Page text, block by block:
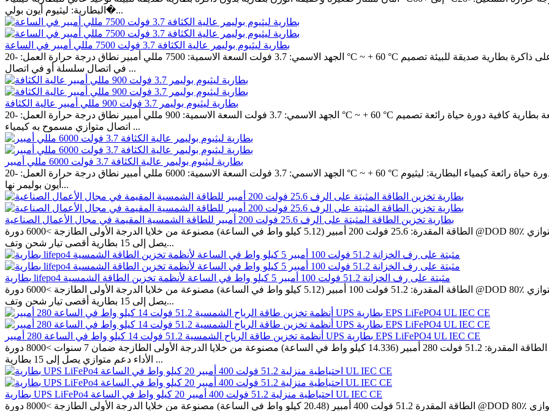
البطارية: ليثيوم أيون بولي�...
بطارية ليثيوم بوليمر عالية الكثافة 3.7 فولت 7500 مللي أمبير في الساعة
الجهد الاسمي: 3.7 فولت السعة الاسمية: 7500 مللي أمبير نطاق درجة حرارة العمل: -20 °C ~ + 60 °C آمنة ممتازة صغيرة وخفيفة الوزن بطارية لا تحتوي على ذاكرة بطارية صديقة للبيئة تصميم PCM محسن
في اتصال سلسلة أو في اتصال ...
بطارية ليثيوم بوليمر 3.7 فولت 900 مللي أمبير عالية الكثافة
الجهد الاسمي: 3.7 فولت السعة الاسمية: 900 مللي أمبير نطاق درجة حرارة العمل: -20 °C ~ + 60 °C مقاومة داخلية منخفضة سعة بطارية كافية دورة حياة رائعة تصميم PCM محسن في اتصال سلسلة أو في
اتصال متوازي مسموح به كيمياء ...
بطارية ليثيوم بوليمر عالية الكثافة 3.7 فولت 6000 مللي أمبير
الجهد الاسمي: 3.7 فولت السعة الاسمية: 6000 مللي أمبير نطاق درجة حرارة العمل: -20 °C ~ + 60 °C اتساق البطارية العالي مقاومة داخلية منخفضة سعة بطارية كافية دورة حياة رائعة كيمياء البطارية: ليثيوم
أيون بوليمر نها...
بطارية تخزين الطاقة المثبتة على الرف 25.6 فولت 200 أمبير للطاقة الشمسية المقيمة في مجال الأعمال الصناعية
الطاقة المقدرة: 25.6 فولت 200 أمبير (5.12 كيلو واط في الساعة) مصنوعة من خلايا الدرجة الأولى الطازجة >6000 دورة @DOD 80٪ نظام إدارة المباني الذكي مع البرامج المتقدمة يحسن الأداء دعم متوازي
يصل إلى 15 بطارية أقصى تيار شحن وتف...
بطارية lifepo4 مثبتة على رف الخزانة 51.2 فولت 100 أمبير 5 كيلو واط في الساعة لأنظمة تخزين الطاقة الشمسية
الطاقة المقدرة: 51.2 فولت 100 أمبير (5.12 كيلو واط في الساعة) مصنوعة من خلايا الدرجة الأولى الطازجة >6000 دورة @DOD 80٪ نظام إدارة المباني الذكي مع البرامج المتقدمة يحسن الأداء دعم متوازي
يصل إلى 15 بطارية أقصى تيار شحن وتف...
أنظمة تخزين طاقة الرياح الشمسية 51.2 فولت 14 كيلو واط في الساعة 280 أمبير UPS بطارية EPS LiFePO4 UL IEC CE
الطاقة المقدرة: 51.2 فولت 280 أمبير (14.336 كيلو واط في الساعة) مصنوعة من خلايا الدرجة الأولى الطازجة ضمان 7 سنوات >8000 دورة @DOD 80٪ نظام إدارة المباني الذكي مع البرامج المتقدمة يحسن
الأداء دعم متوازي يصل إلى 15 بطارية ...
بطارية UPS LiFePo4 احتياطية منزلية 51.2 فولت 400 أمبير 20 كيلو واط في الساعة UL IEC CE
الطاقة المقدرة 51.2 فولت 400 أمبير (20.48 كيلو واط في الساعة) مصنوعة من خلايا الدرجة الأولى الطازجة >8000 دورة @DOD 80٪ نظام إدارة المباني الذكي مع البرامج المتقدمة يحسن الأداء دعم متوازي